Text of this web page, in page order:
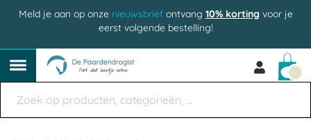
Meld je aan op onze nieuwsbriefontvang 10% korting voor je
eerst volgende bestelling!